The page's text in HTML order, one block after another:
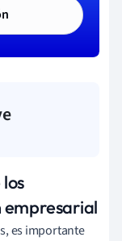
empresarial
es importante